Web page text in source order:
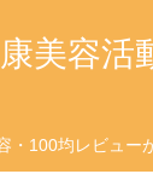
美容活
・100均レビュー